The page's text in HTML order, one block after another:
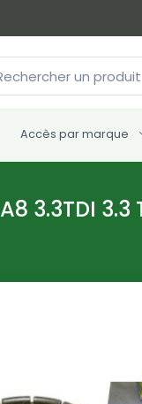
Accès par marque
3.3TDI 3.3